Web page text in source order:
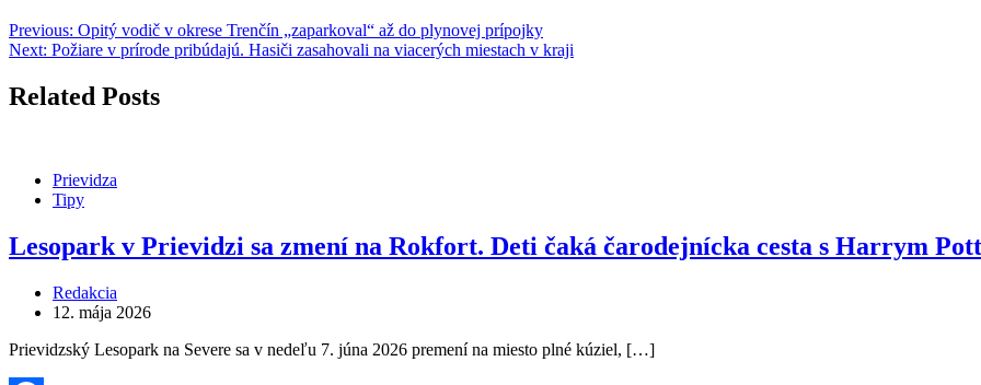
Previous: Opitý vodič v okrese Trenčín „zaparkoval“ až do plynovej prípojky
Next: Požiare v prírode pribúdajú. Hasiči zasahovali na viacerých miestach v kraji
Related Posts
Prievidza
Tipy
Lesopark v Prievidzi sa zmení na Rokfort. Deti čaká čarodejnícka cesta s Harrym
Redakcia
12. mája 2026
Prievidzský Lesopark na Severe sa v nedeľu 7. júna 2026 premení na miesto plné kúziel, […]